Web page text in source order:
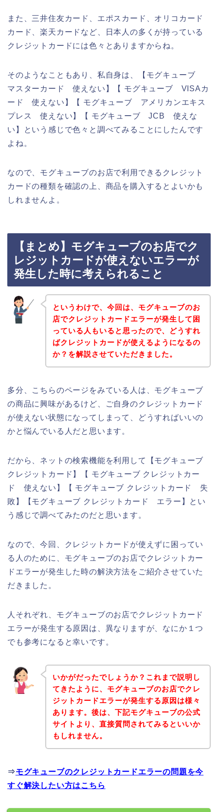
また、三井住友カード、エポスカード、オリコカード
カード、楽天カードなど、日本人の多くが持っている
クレジットカードには色々とありますからね。
そのようなこともあり、私自身は、【モグキューブ
マスターカード 使えない】【 モグキューブ VISAカ
ード 使えない】【 モグキューブ アメリカンエキス
プレス 使えない】【 モグキューブ JCB 使えな
い】という感じで色々と調べてみることにしたんです
よね。
なので、モグキューブのお店で利用できるクレジット
カードの種類を確認の上、商品を購入するとよいかも
しれませんよ。
【まとめ】モグキューブのお店でク
レジットカードが使えないエラーが
発生した時に考えられること
というわけで、今回は、モグキューブのお
店でクレジットカードエラーが発生して困
っている人もいると思ったので、どうすれ
ばクレジットカードが使えるようになるの
か？を解説させていただきました。
多分、こちらのページをみている人は、モグキューブ
の商品に興味があるけど、ご自身のクレジットカード
が使えない状態になってしまって、どうすればいいの
かと悩んでいる人だと思います。
だから、ネットの検索機能を利用して【モグキューブ
クレジットカード】【 モグキューブ クレジットカー
ド 使えない】【 モグキューブ クレジットカード 失
敗】【モグキューブ クレジットカード エラー】とい
う感じで調べてみたのだと思います。
なので、今回、クレジットカードが使えずに困ってい
る人のために、モグキューブのお店でクレジットカー
ドエラーが発生した時の解決方法をご紹介させていた
だきました。
人それぞれ、モグキューブのお店でクレジットカード
エラーが発生する原因は、異なりますが、なにか１つ
でも参考になると幸いです。
いかがだったでしょうか？これまで説明し
てきたように、モグキューブのお店でクレ
ジットカードエラーが発生する原因は様々
あります。後は、下記モグキューブの公式
サイトより、直接質問されてみるといいか
もしれません。
⇒モグキューブのクレジットカードエラーの問題を今
すぐ解決したい方はこちら